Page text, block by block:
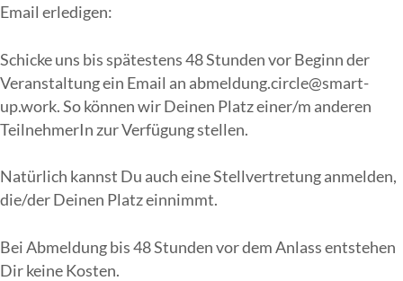
Email erledigen:
Schicke uns bis spätestens 48 Stunden vor Beginn der
Veranstaltung ein Email an abmeldung.circle@smart-
up.work. So können wir Deinen Platz einer/m anderen
TeilnehmerIn zur Verfügung stellen.
Natürlich kannst Du auch eine Stellvertretung anmelden,
die/der Deinen Platz einnimmt.
Bei Abmeldung bis 48 Stunden vor dem Anlass entstehen
Dir keine Kosten.